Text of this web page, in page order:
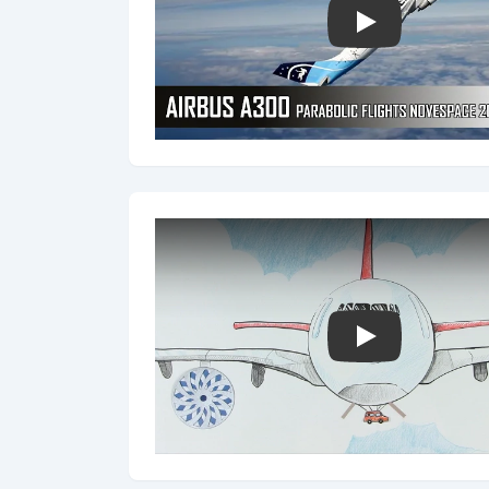
Play
Play